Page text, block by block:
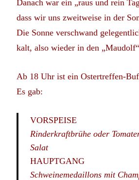
Danach war ein „raus und rein
dass wir uns zweitweise in der
Die Sonne verschwand
kalt, also wieder in den
Ab 18 Uhr ist ein Ostertreffen-
Es gab:
VORSPEISE
Rinderkraftbrühe oder
Salat
HAUPTGANG
Schweinemedaillons mit